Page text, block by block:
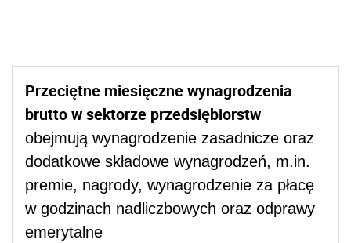
Przeciętne miesięczne wynagrodzenia
brutto w sektorze przedsiębiorstw
obejmują wynagrodzenie zasadnicze oraz
dodatkowe składowe wynagrodzeń, m.in.
premie, nagrody, wynagrodzenie za płacę
w godzinach nadliczbowych oraz odprawy
emerytalne